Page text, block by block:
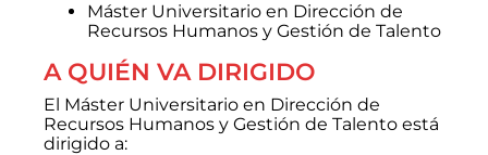
Máster Universitario en Dirección de
Recursos Humanos y Gestión de Talento
A QUIÉN VA DIRIGIDO
El Máster Universitario en Dirección de
Recursos Humanos y Gestión de Talento está
dirigido a: